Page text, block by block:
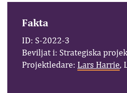
Fakta
ID: S-2022-3
Beviljat i: Strategiska
Projektledare: Lars Harrie,